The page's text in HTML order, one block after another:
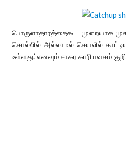
பொருளாதாரத்தைகூட முறையாக
சொல்லில் அல்லாமல் செயலில்
உள்ளது.’ எனவும் சாகர காரியவசம்